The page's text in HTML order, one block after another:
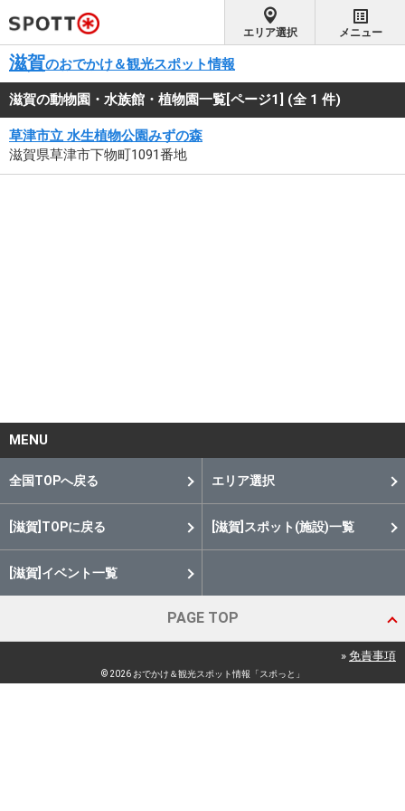
メニュー
エリア選択
滋賀のおでかけ＆観光スポット情報
滋賀の動物園・水族館・植物園一覧[ページ1] (全 1 件)
草津市立 水生植物公園みずの森
滋賀県草津市下物町1091番地
MENU
全国TOPへ戻る エリア選択
[滋賀]TOPに戻る [滋賀]スポット(施設)一覧
[滋賀]イベント一覧
PAGE TOP
» 免責事項
© 2026 おでかけ＆観光スポット情報「スポっと」